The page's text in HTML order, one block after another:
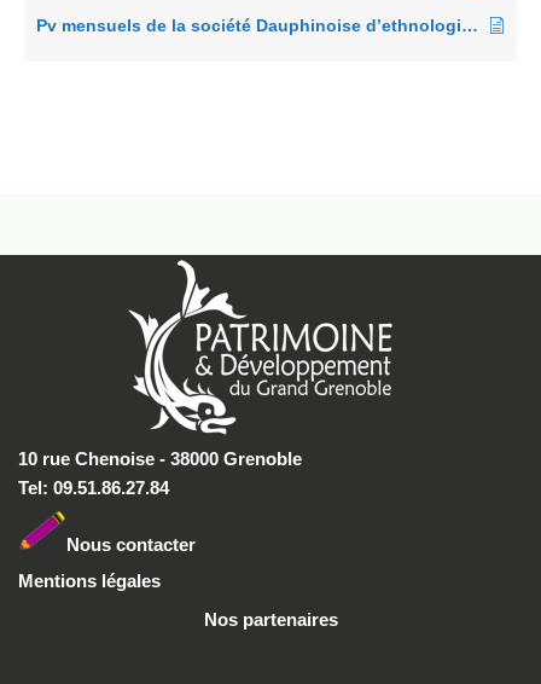
Pv mensuels de la société Dauphinoise d’ethnologie et d’archéologie (1957)
10 rue Chenoise - 38000 Grenoble
Tel: 09.51.86.27.84
Nous contacter
Mentions légales
Nos partenaires